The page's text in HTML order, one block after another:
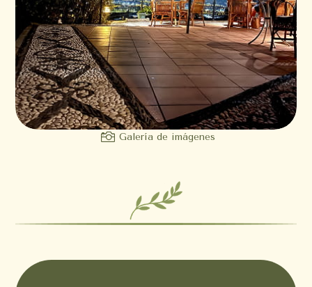
 Galería de imágenes